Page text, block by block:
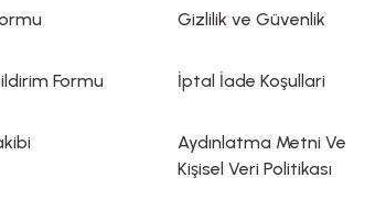
Formu
Gizlilik ve Güvenlik
İptal İade Koşullari
Aydınlatma Metni Ve
Kişisel Veri Politikası